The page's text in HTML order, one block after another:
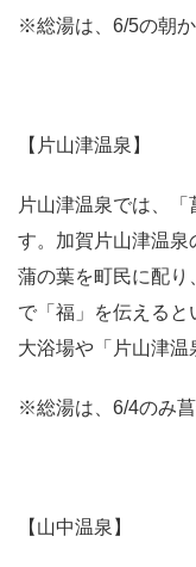
※総湯は、6/5の朝か
【片山津温泉】
片山津温泉では、
す。加賀片山津温泉
蒲の葉を町民に配り
で「福」を伝える
大浴場や「片山津温
※総湯は、6/4のみ菖
【山中温泉】